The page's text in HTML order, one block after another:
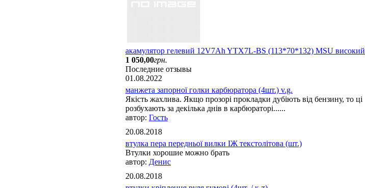
акамулятор гелевий 12V7Ah YTX7L-BS (113*70*132) MSU високий
1 050,00грн.
Последние отзывы
01.08.2022
манжета запорної голки карбюратора (4шт.) v.g.
Якість жахлива. Якщо прозорі прокладки дубіють від бензину, то ці
розбухають за декілька днів в карбюраторі......
Гость
20.08.2018
втулка пера передньої вилки ІЖ текстолітова (шт.)
Втулки хорошие можно брать
Денис
20.08.2018